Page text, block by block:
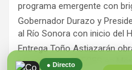
● Directo
programa emergente con
Gobernador Durazo y
al Río Sonora con inicio del
Entrega Toño Astiazarán
presupuesto CRECES en